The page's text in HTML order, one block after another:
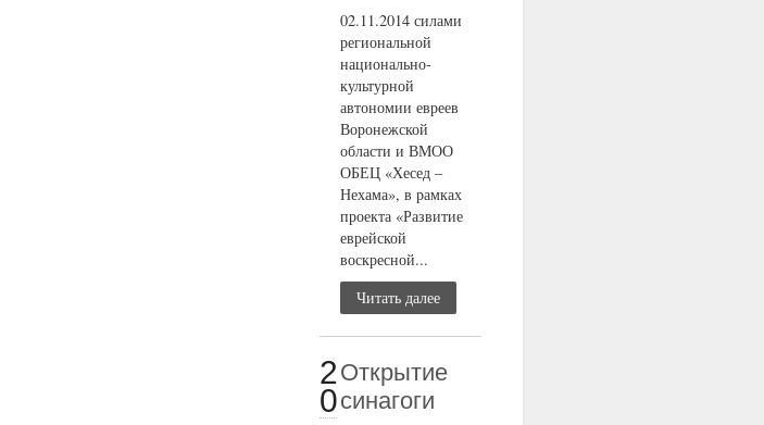
02.11.2014 силами
региональной
национально-
культурной
автономии евреев
Воронежской
области и ВМОО
ОБЕЦ «Хесед –
Нехама», в рамках
проекта «Развитие
еврейской
воскресной...
Читать далее
2
0
Открытие
синагоги